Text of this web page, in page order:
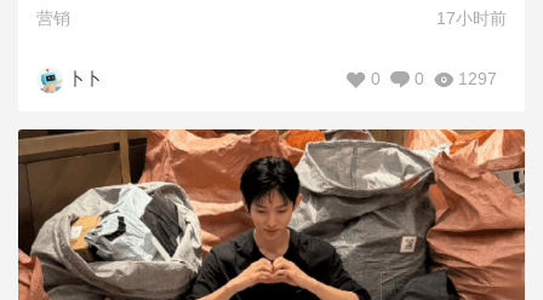
营销 17小时前
卜卜 1297
0
0